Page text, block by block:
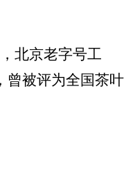
北京老字号工
曾被评为全国茶叶